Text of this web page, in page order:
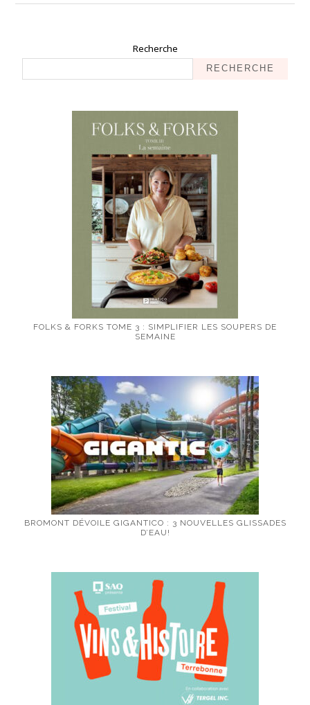
Recherche
RECHERCHE
FOLKS & FORKS TOME 3 : SIMPLIFIER LES SOUPERS DE
SEMAINE
BROMONT DÉVOILE GIGANTICO : 3 NOUVELLES GLISSADES
D’EAU!